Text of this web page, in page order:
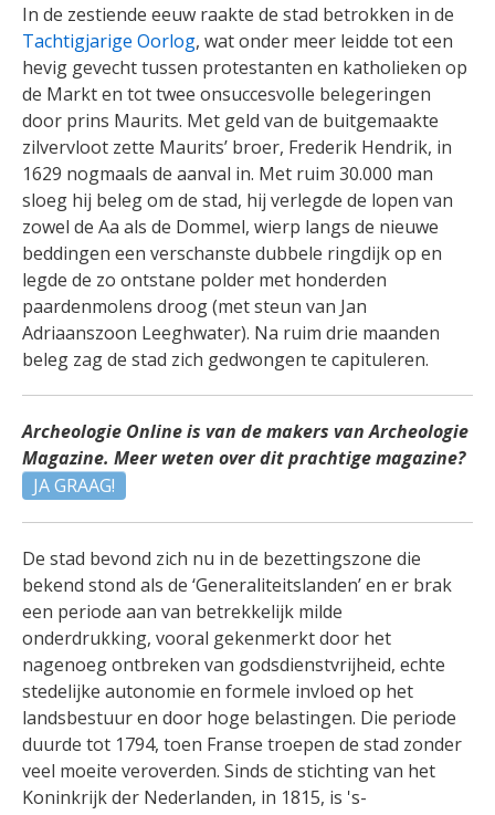
In de zestiende eeuw raakte de stad betrokken in de
Tachtigjarige Oorlog, wat onder meer leidde tot een
hevig gevecht tussen protestanten en katholieken op
de Markt en tot twee onsuccesvolle belegeringen
door prins Maurits. Met geld van de buitgemaakte
zilvervloot zette Maurits’ broer, Frederik Hendrik, in
1629 nogmaals de aanval in. Met ruim 30.000 man
sloeg hij beleg om de stad, hij verlegde de lopen van
zowel de Aa als de Dommel, wierp langs de nieuwe
beddingen een verschanste dubbele ringdijk op en
legde de zo ontstane polder met honderden
paardenmolens droog (met steun van Jan
Adriaanszoon Leeghwater). Na ruim drie maanden
beleg zag de stad zich gedwongen te capituleren.
Archeologie Online is van de makers van Archeologie
Magazine. Meer weten over dit prachtige magazine?
JA GRAAG!
De stad bevond zich nu in de bezettingszone die
bekend stond als de ‘Generaliteitslanden’ en er brak
een periode aan van betrekkelijk milde
onderdrukking, vooral gekenmerkt door het
nagenoeg ontbreken van godsdienstvrijheid, echte
stedelijke autonomie en formele invloed op het
landsbestuur en door hoge belastingen. Die periode
duurde tot 1794, toen Franse troepen de stad zonder
veel moeite veroverden. Sinds de stichting van het
Koninkrijk der Nederlanden, in 1815, is 's-